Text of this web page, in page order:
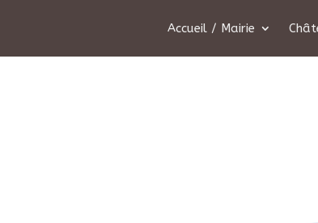
Accueil / Mairie